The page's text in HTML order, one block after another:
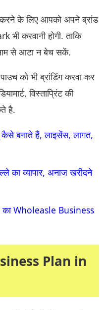
के लिए आपको अपने ब्रांड
भी करवानी होगी. ताकि
से आटा न बेच सकें.
को भी ब्रांडिंग करवा कर
विस्ताप्रिंट की
है.
बनाते हैं, लाइसेंस, लागत,
का व्यापार, अनाज खरीदने
Wholeasle Business
Plan in